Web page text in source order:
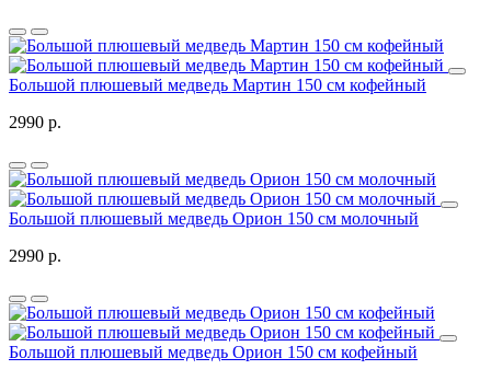
Большой плюшевый медведь Мартин 150 см кофейный
2990 р.
Большой плюшевый медведь Орион 150 см молочный
2990 р.
Большой плюшевый медведь Орион 150 см кофейный